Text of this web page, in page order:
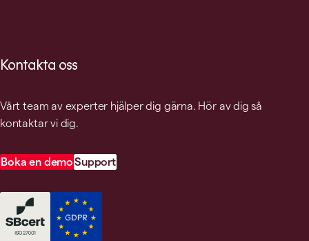
Kontakta oss
Vårt team av experter hjälper dig gärna. Hör av dig så
kontaktar vi dig.
Boka en demoSupport